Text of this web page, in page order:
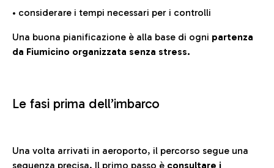
• considerare i tempi necessari per i controlli
Una buona pianificazione è alla base di ogni partenza
da Fiumicino organizzata senza stress.
Le fasi prima dell’imbarco
Una volta arrivati in aeroporto, il percorso segue una
sequenza precisa. Il primo passo è consultare i